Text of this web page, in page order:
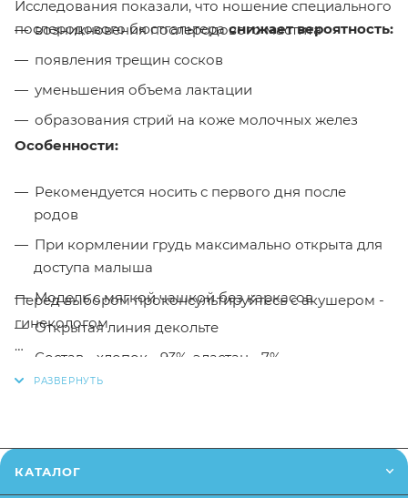
Исследования показали, что ношение специального
послеродового бюстгальтераснижает вероятность:
возникновения послеродового мастита
появления трещин сосков
уменьшения объема лактации
образования стрий на коже молочных желез
Особенности:
Рекомендуется носить с первого дня после
родов
При кормлении грудь максимально открыта для
доступа малыша
Модель с мягкой чашкой без каркасов
Открытая линия декольте
Состав - хлопок - 93%, эластан - 7%
Перед выбором проконсультируйтесь с акушером -
гинекологом
в онлайн чат на сайте.
КАТАЛОГ